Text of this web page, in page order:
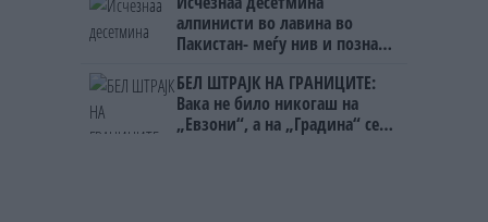
алпинисти во лавина во
Пакистан- меѓу нив и познат
БЕЛ ШТРАЈК НА ГРАНИЦИТЕ:
Вака не било никогаш на
„Евзони“, а на „Градина“ се